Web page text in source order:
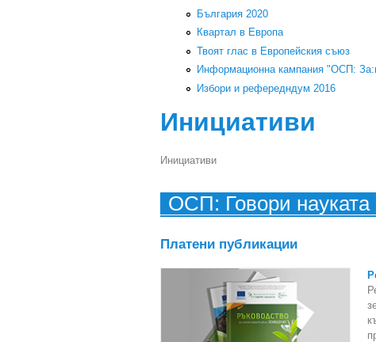
България 2020
Квартал в Европа
Твоят глас в Европейския съюз
Информационна кампания "ОСП:
Избори и рефередндум 2016
Инициативи
Инициативи
ОСП: Говори науката
Платени публикации